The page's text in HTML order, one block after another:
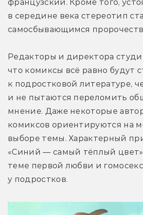
французский. Кроме того,
в середине века стереотип
самосбывающимся
Редакторы и директора
что комиксы всё равно будут
к подростковой литературе,
и не пытаются переломить
мнение. Даже некоторые
комиксов ориентируются на
выборе темы. Характерный
«Синий — самый тёплый
теме первой любви и
у подростков.